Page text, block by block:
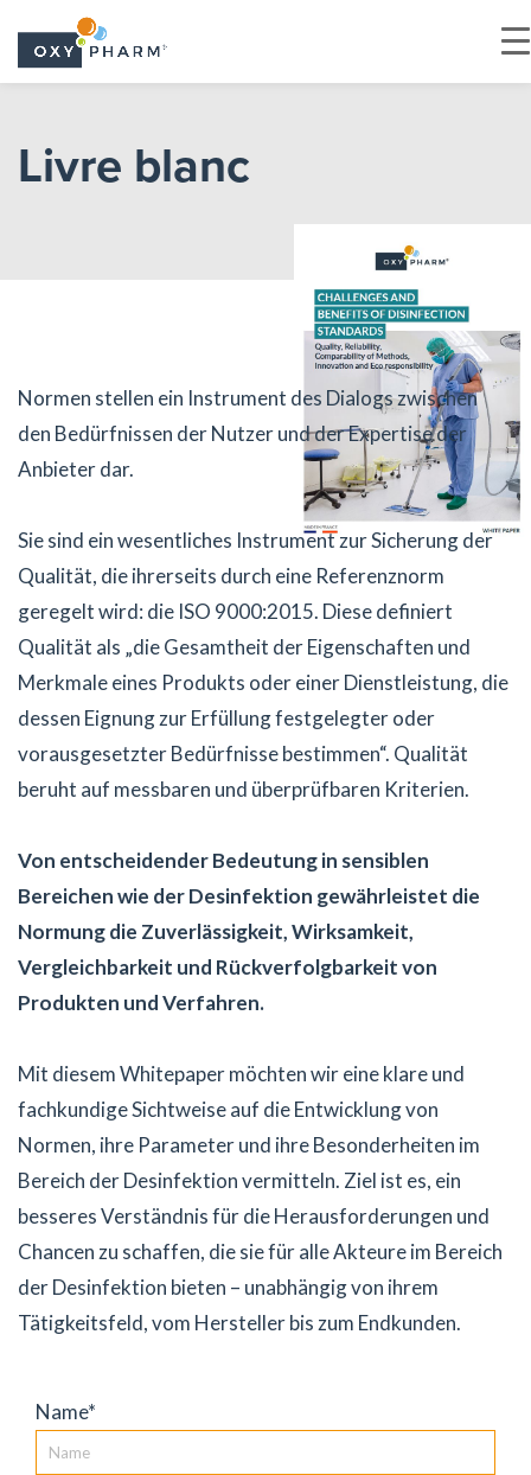
theLivre blanc
Normen stellen ein Instrument des Dialogs zwischen
den Bedürfnissen der Nutzer und der Expertise der
Anbieter dar.
Sie sind ein wesentliches Instrument zur Sicherung der
Qualität, die ihrerseits durch eine Referenznorm
geregelt wird: die ISO 9000:2015. Diese definiert
Qualität als „die Gesamtheit der Eigenschaften und
Merkmale eines Produkts oder einer Dienstleistung, die
dessen Eignung zur Erfüllung festgelegter oder
vorausgesetzter Bedürfnisse bestimmen“. Qualität
beruht auf messbaren und überprüfbaren Kriterien.
Von entscheidender Bedeutung in sensiblen
Bereichen wie der Desinfektion gewährleistet die
Normung die Zuverlässigkeit, Wirksamkeit,
Vergleichbarkeit und Rückverfolgbarkeit von
Produkten und Verfahren.
Mit diesem Whitepaper möchten wir eine klare und
fachkundige Sichtweise auf die Entwicklung von
Normen, ihre Parameter und ihre Besonderheiten im
Bereich der Desinfektion vermitteln. Ziel ist es, ein
besseres Verständnis für die Herausforderungen und
Chancen zu schaffen, die sie für alle Akteure im Bereich
der Desinfektion bieten – unabhängig von ihrem
Tätigkeitsfeld, vom Hersteller bis zum Endkunden.
Name*